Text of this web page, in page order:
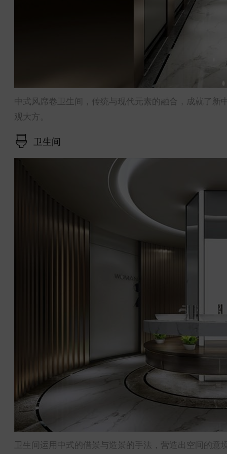
中式风席卷卫生间，传统与现代元素的融合，成就了
观大方。
卫生间
卫生间运用中式的借景与造景的手法，营造出空间的